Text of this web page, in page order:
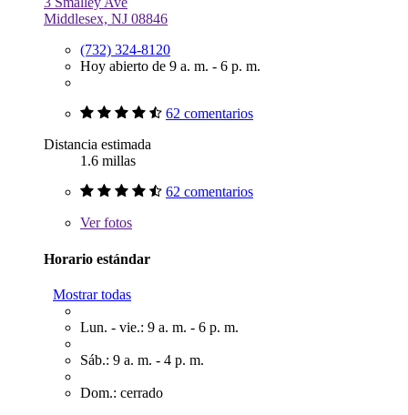
Middlesex, NJ 08846
(732) 324-8120
Hoy abierto de 9 a. m. - 6 p. m.
62 comentarios
Distancia estimada
1.6 millas
62 comentarios
Verfotos
Horario estándar
Mostrar todas
Lun. - vie.: 9 a. m. - 6 p. m.
Sáb.: 9 a. m. - 4 p. m.
Dom.: cerrado